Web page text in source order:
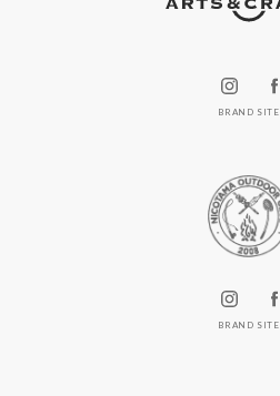
BRAND SITE
BRAND SITE